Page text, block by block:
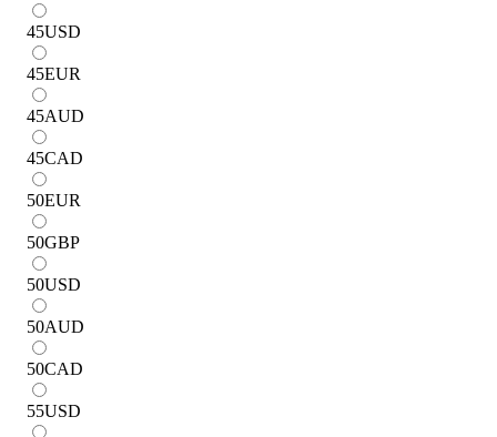
45USD
45EUR
45AUD
45CAD
50EUR
50GBP
50USD
50AUD
50CAD
55USD